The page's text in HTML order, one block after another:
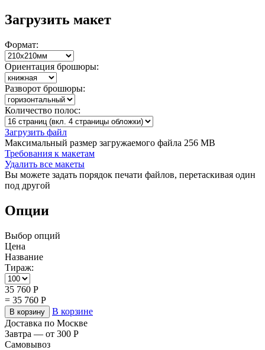
Загрузить макет
Формат:
Ориентация брошюры:
Разворот брошюры:
Количество полос:
Загрузить файл
Максимальный размер загружаемого файла 256 MB
Требования к макетам
Удалить все макеты
Вы можете задать порядок печати файлов, перетаскивая один
под другой
Опции
Выбор опций
Цена
Название
Тираж:
35 760 Р
= 35 760 Р
В корзину
В корзине
Доставка по Москве
Завтра — от 300 Р
Самовывоз